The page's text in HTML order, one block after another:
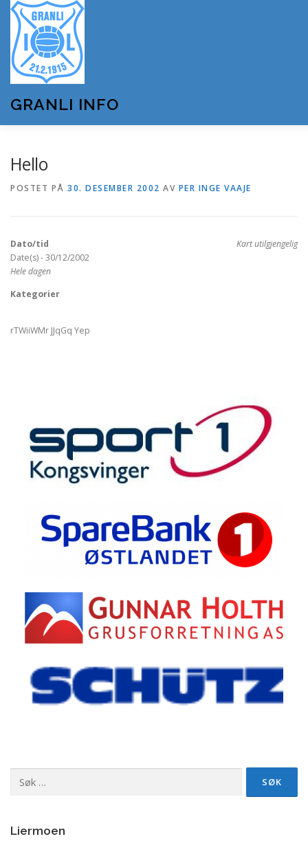
innhold
GRANLI INFO
OM GRANLI INFO
Hello
POSTET PÅ 30. DESEMBER 2002 AV PER INGE VAAJE
Kart utilgjengelig
Dato/tid
Date(s) - 30/12/2002
Hele dagen
Kategorier
rTWiiWMr JJqGq Yep
etter:
Liermoen